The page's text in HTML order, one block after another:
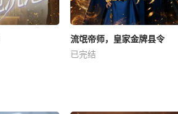
流氓帝师，皇家金牌县令
已完结